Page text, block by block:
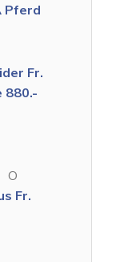
Pferd
Fr.
Fr.